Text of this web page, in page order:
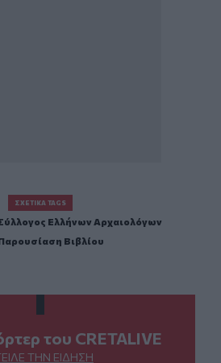
ΣΧΕΤΙΚΆ TAGS
Ελλήνων Αρχαιολόγων
Βιβλίου
του CRETALIVE
ΤΗΝ ΕΊΔΗΣΗ